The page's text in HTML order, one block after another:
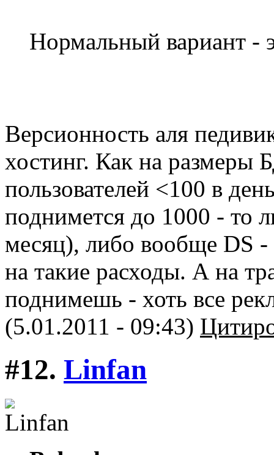
Нормальный вариант -
Версионность аля
хостинг. Как на размеры
пользователей <100 в
поднимется до 1000 - то
месяц), либо вообще DS
на такие расходы. А на
поднимешь - хоть все
(5.01.2011 - 09:43)
#12. Linfan